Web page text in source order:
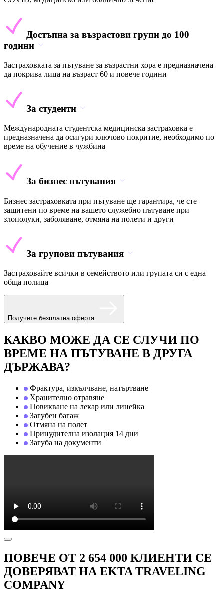
Достъпна за възрастови групи до 100
години
Застраховката за пътуване за възрастни хора е предназначена
да покрива лица на възраст 60 и повече години
За студенти
Международната студентска медицинска застраховка е
предназначена да осигури ключово покритие, необходимо по
време на обучение в чужбина
За бизнес пътувания
Бизнес застраховката при пътуване ще гарантира, че сте
защитени по време на вашето служебно пътуване при
злополуки, заболяване, отмяна на полети и други
За групови пътувания
Застраховайте всички в семейството или групата си с една
обща полица
Получете безплатна оферта
КАКВО МОЖЕ ДА СЕ СЛУЧИ ПО
ВРЕМЕ НА ПЪТУВАНЕ В ДРУГА
ДЪРЖАВА?
Фрактура, изкълчване, натъртване
Хранително отравяне
Повикване на лекар или линейка
Загубен багаж
Отмяна на полет
Принудителна изолация 14 дни
Загуба на документи
ПОВЕЧЕ ОТ 2 654 000 КЛИЕНТИ СЕ
ДОВЕРЯВАТ НА EKTA TRAVELING
COMPANY